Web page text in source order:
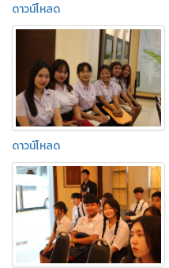
ดาวน์โหลด
ดาวน์โหลด